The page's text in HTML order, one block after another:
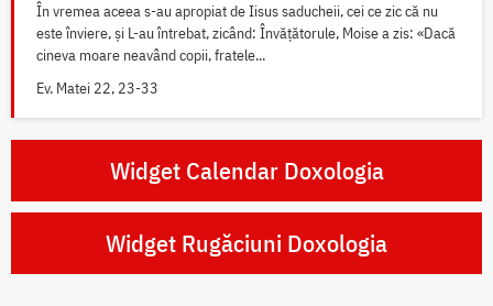
În vremea aceea s-au apropiat de Iisus saducheii, cei ce zic că nu
este înviere, și L-au întrebat, zicând: Învățătorule, Moise a zis: «Dacă
cineva moare neavând copii, fratele...
Ev. Matei 22, 23-33
Widget Calendar Doxologia
Widget Rugăciuni Doxologia